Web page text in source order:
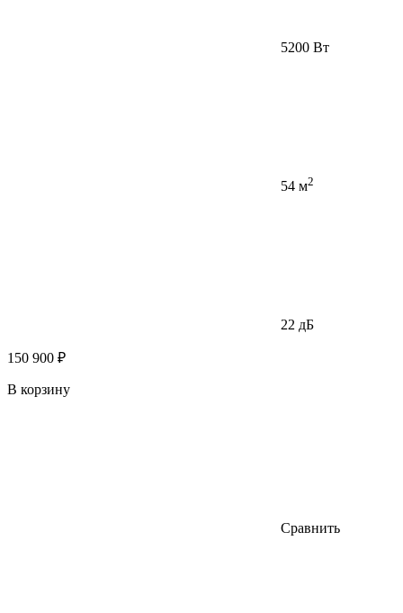
5200 Вт
54 м2
22 дБ
150 900 ₽
В корзину
Сравнить